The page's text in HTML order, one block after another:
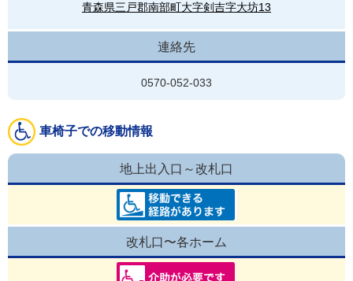
青森県三戸郡南部町大字剣吉字大坊13
連絡先
0570-052-033
車椅子での移動情報
地上出入口～改札口
改札口〜各ホーム